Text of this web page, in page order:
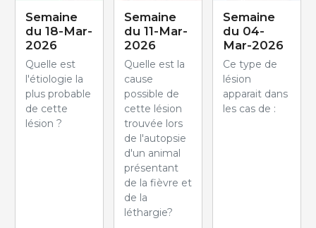
Semaine
du 18-Mar-
2026
Quelle est
l'étiologie la
plus probable
de cette
lésion ?
Semaine
du 11-Mar-
2026
Quelle est la
cause
possible de
cette lésion
trouvée lors
de l'autopsie
d'un animal
présentant
de la fièvre et
de la
léthargie?
Semaine
du 04-
Mar-2026
Ce type de
lésion
apparait dans
les cas de :